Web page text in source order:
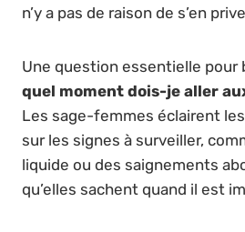
n’y a pas de raison de s’en
Une question essentielle pour
quel moment dois-je aller
Les sage-femmes éclairent
sur les signes à surveiller,
liquide ou des saignements
qu’elles sachent quand il est